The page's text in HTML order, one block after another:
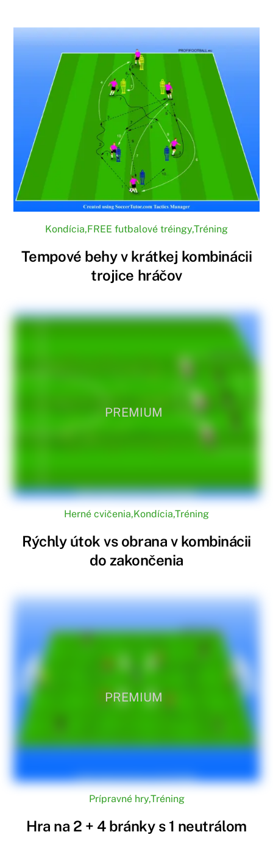
Kondícia,FREE futbalové tréingy,Tréning
Tempové behy v krátkej kombinácii
trojice hráčov
PREMIUM
Herné cvičenia,Kondícia,Tréning
Rýchly útok vs obrana v kombinácii
do zakončenia
PREMIUM
Prípravné hry,Tréning
Hra na 2 + 4 bránky s 1 neutrálom